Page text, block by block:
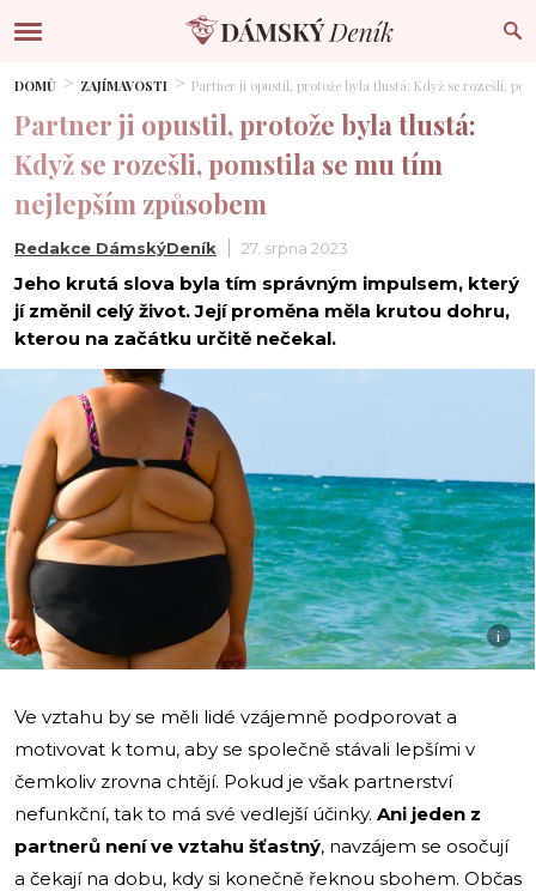
DOMŮ ZAJÍMAVOSTI Partner ji opustil, protože byla tlustá: Když se rozešli,
Partner ji opustil, protože byla tlustá:
Když se rozešli, pomstila se mu tím
nejlepším způsobem
Redakce DámskýDeník 27. srpna 2023
Jeho krutá slova byla tím správným impulsem, který
jí změnil celý život. Její proměna měla krutou dohru,
kterou na začátku určitě nečekal.
i
Ve vztahu by se měli lidé vzájemně podporovat a
motivovat k tomu, aby se společně stávali lepšími v
čemkoliv zrovna chtějí. Pokud je však partnerství
nefunkční, tak to má své vedlejší účinky. Ani jeden z
partnerů není ve vztahu šťastný, navzájem se osočují
a čekají na dobu, kdy si konečně řeknou sbohem. Občas